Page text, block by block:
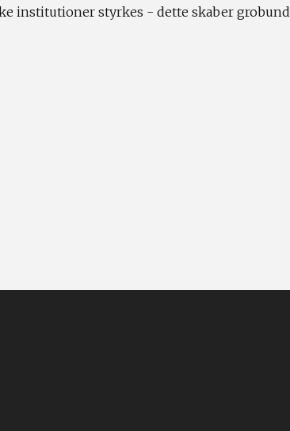
institutioner styrkes - dette skaber grobund